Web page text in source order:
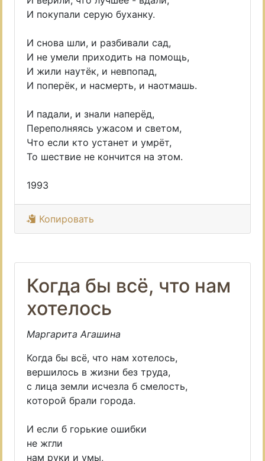
И покупали серую буханку.
И снова шли, и разбивали сад,
И не умели приходить на помощь,
И жили наутёк, и невпопад,
И поперёк, и насмерть, и наотмашь.
И падали, и знали наперёд,
Переполняясь ужасом и светом,
Что если кто устанет и умрёт,
То шествие не кончится на этом.
1993
Копировать
Когда бы всё, что нам
хотелось
Маргарита Агашина
Когда бы всё, что нам хотелось,
вершилось в жизни без труда,
с лица земли исчезла б смелость,
которой брали города.
И если б горькие ошибки
не жгли
нам руки и умы,